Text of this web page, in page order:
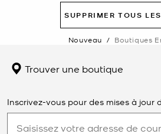
SUPPRIMER TOUS
Nouveau / Boutiques
Trouver une boutique
Inscrivez-vous pour des mises à jour